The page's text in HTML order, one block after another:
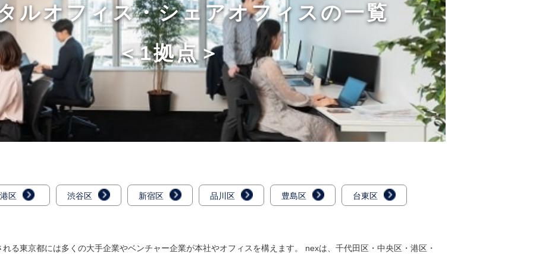
ルオフィス・シェアオフィスの一覧
＜1拠点＞
港区 渋谷区 新宿区 品川区 豊島区 台東区
る東京都には多くの大手企業やベンチャー企業が本社やオフィスを構えます。 nexは、千代田区・中央区・港区・